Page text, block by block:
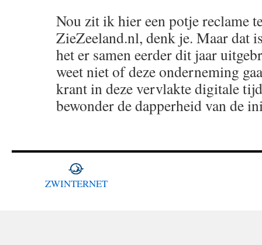
Nou zit ik hier een potje reclame
ZieZeeland.nl, denk je. Maar dat
het er samen eerder dit jaar
weet niet of deze onderneming
krant in deze vervlakte digitale
bewonder de dapperheid van de
ZWINTERNET